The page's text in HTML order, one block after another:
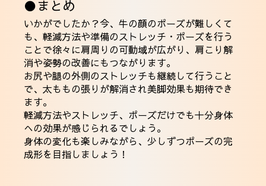
●まとめ
いかがでしたか？今、牛の顔のポーズが難しくて
も、軽減方法や準備のストレッチ・ポーズを行う
ことで徐々に肩周りの可動域が広がり、肩こり解
消や姿勢の改善にもつながります。
お尻や腿の外側のストレッチも継続して行うこと
で、太ももの張りが解消され美脚効果も期待でき
ます。
軽減方法やストレッチ、ポーズだけでも十分身体
への効果が感じられるでしょう。
身体の変化も楽しみながら、少しずつポーズの完
成形を目指しましょう！